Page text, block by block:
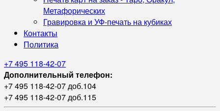
Метафорических
Гравировка и УФ‑печать на кубиках
Контакты
Политика
+7 495 118-42-07
Дополнительный телефон:
+7 495 118-42-07 доб.104
+7 495 118-42-07 доб.115